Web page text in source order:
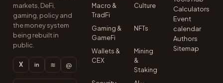
markets, DeFi,
gaming, policy and
the money system
being rebuilt in
public.
X in ≋ @
Macro &
TradFi
Culture
Gaming &
GameFi
NFTs
Wallets &
CEX
Mining
&
Staking
Calculators
Event
calendar
Authors
Sitemap